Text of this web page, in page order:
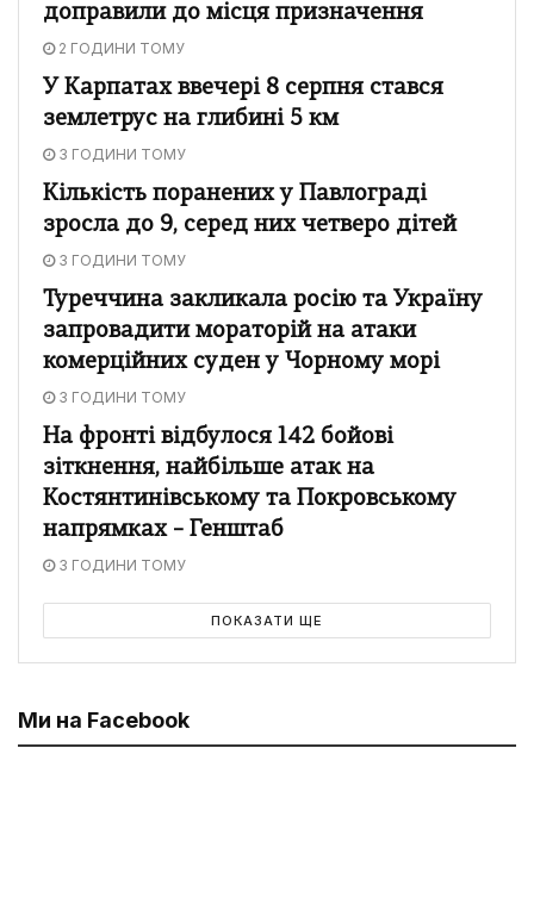
доправили до місця призначення
2 ГОДИНИ ТОМУ
У Карпатах ввечері 8 серпня стався
землетрус на глибині 5 км
3 ГОДИНИ ТОМУ
Кількість поранених у Павлограді
зросла до 9, серед них четверо дітей
3 ГОДИНИ ТОМУ
Туреччина закликала росію та Україну
запровадити мораторій на атаки
комерційних суден у Чорному морі
3 ГОДИНИ ТОМУ
На фронті відбулося 142 бойові
зіткнення, найбільше атак на
Костянтинівському та Покровському
напрямках – Генштаб
3 ГОДИНИ ТОМУ
ПОКАЗАТИ ЩЕ
Ми на Facebook